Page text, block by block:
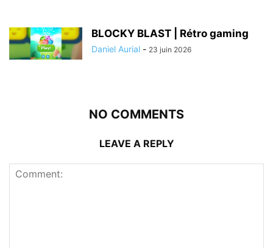
BLOCKY BLAST | Rétro gaming
Daniel Aurial - 23 juin 2026
NO COMMENTS
LEAVE A REPLY